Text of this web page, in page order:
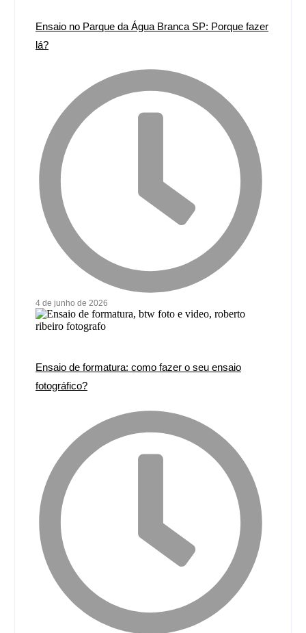
Ensaio no Parque da Água Branca SP: Porque fazer
lá?
4 de junho de 2026
Ensaio de formatura: como fazer o seu ensaio
fotográfico?